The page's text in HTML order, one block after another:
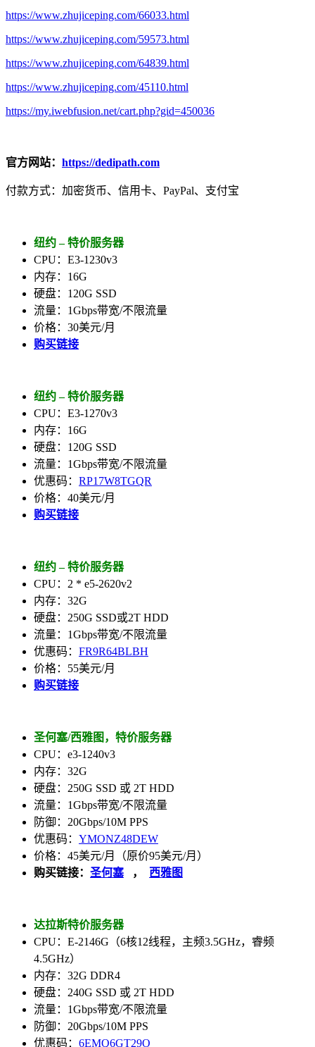
https://www.zhujiceping.com/66033.html
https://www.zhujiceping.com/59573.html
https://www.zhujiceping.com/64839.html
https://www.zhujiceping.com/45110.html
https://my.iwebfusion.net/cart.php?gid=450036
官方网站： https://dedipath.com
付款方式：加密货币、信用卡、PayPal、支付宝
纽约 – 特价服务器
CPU：E3-1230v3
内存：16G
硬盘：120G SSD
流量：1Gbps带宽/不限流量
价格：30美元/月
购买链接
纽约 – 特价服务器
CPU：E3-1270v3
内存：16G
硬盘：120G SSD
流量：1Gbps带宽/不限流量
优惠码： RP17W8TGQR
价格：40美元/月
购买链接
纽约 – 特价服务器
CPU：2 * e5-2620v2
内存：32G
硬盘：250G SSD或2T HDD
流量：1Gbps带宽/不限流量
优惠码： FR9R64BLBH
价格：55美元/月
购买链接
圣何塞/西雅图，特价服务器
CPU：e3-1240v3
内存：32G
硬盘：250G SSD 或 2T HDD
流量：1Gbps带宽/不限流量
防御：20Gbps/10M PPS
优惠码： YMONZ48DEW
价格：45美元/月（原价95美元/月）
购买链接： 圣何塞 ， 西雅图
达拉斯特价服务器
CPU：E-2146G（6核12线程，主频3.5GHz，睿频
4.5GHz）
内存：32G DDR4
硬盘：240G SSD 或 2T HDD
流量：1Gbps带宽/不限流量
防御：20Gbps/10M PPS
优惠码： 6EMQ6GT29O